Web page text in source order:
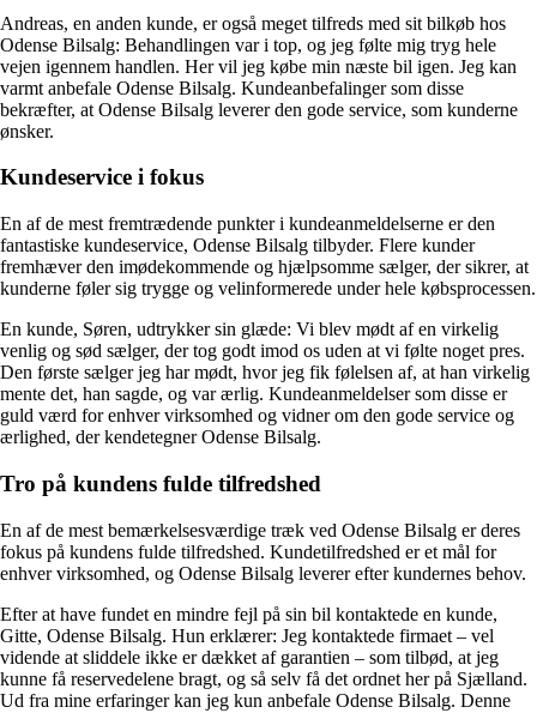
Andreas, en anden kunde, er også meget tilfreds med sit bilkøb hos
Odense Bilsalg: Behandlingen var i top, og jeg følte mig tryg hele
vejen igennem handlen. Her vil jeg købe min næste bil igen. Jeg kan
varmt anbefale Odense Bilsalg. Kundeanbefalinger som disse
bekræfter, at Odense Bilsalg leverer den gode service, som kunderne
ønsker.
Kundeservice i fokus
En af de mest fremtrædende punkter i kundeanmeldelserne er den
fantastiske kundeservice, Odense Bilsalg tilbyder. Flere kunder
fremhæver den imødekommende og hjælpsomme sælger, der sikrer, at
kunderne føler sig trygge og velinformerede under hele købsprocessen.
En kunde, Søren, udtrykker sin glæde: Vi blev mødt af en virkelig
venlig og sød sælger, der tog godt imod os uden at vi følte noget pres.
Den første sælger jeg har mødt, hvor jeg fik følelsen af, at han virkelig
mente det, han sagde, og var ærlig. Kundeanmeldelser som disse er
guld værd for enhver virksomhed og vidner om den gode service og
ærlighed, der kendetegner Odense Bilsalg.
Tro på kundens fulde tilfredshed
En af de mest bemærkelsesværdige træk ved Odense Bilsalg er deres
fokus på kundens fulde tilfredshed. Kundetilfredshed er et mål for
enhver virksomhed, og Odense Bilsalg leverer efter kundernes behov.
Efter at have fundet en mindre fejl på sin bil kontaktede en kunde,
Gitte, Odense Bilsalg. Hun erklærer: Jeg kontaktede firmaet – vel
vidende at sliddele ikke er dækket af garantien – som tilbød, at jeg
kunne få reservedelene bragt, og så selv få det ordnet her på Sjælland.
Ud fra mine erfaringer kan jeg kun anbefale Odense Bilsalg. Denne